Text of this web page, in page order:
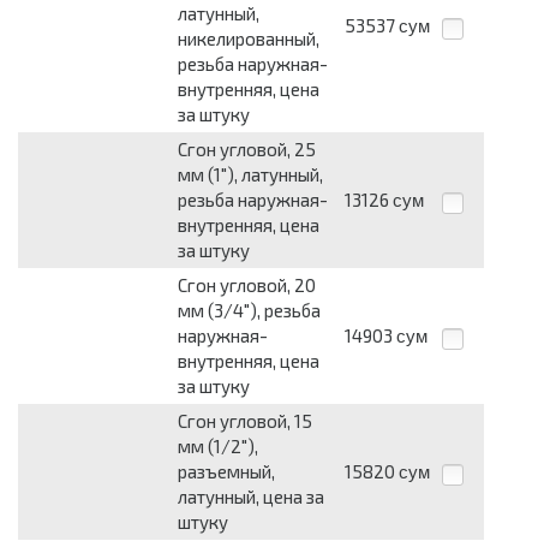
латунный,
никелированный,
резьба наружная-
внутренняя, цена
за штуку
53537 сум
Сгон угловой, 25
мм (1"), латунный,
резьба наружная-
внутренняя, цена
за штуку
13126 сум
Сгон угловой, 20
мм (3/4"), резьба
наружная-
внутренняя, цена
за штуку
14903 сум
Сгон угловой, 15
мм (1/2"),
разъемный,
латунный, цена за
штуку
15820 сум